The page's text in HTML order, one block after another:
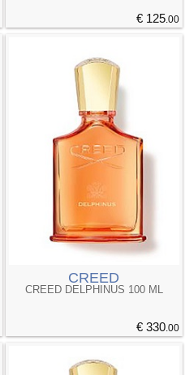
€ 125.00
CREED
CREED DELPHINUS 100 ML
€ 330.00